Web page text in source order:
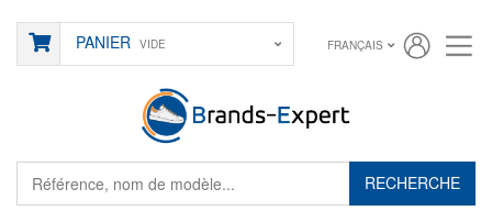
RECHERCHE
PANIER VIDE FRANÇAIS